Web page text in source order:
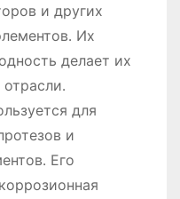
и других
Их
делает их
для
и
Его